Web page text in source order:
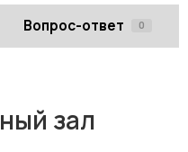
Вопрос-ответ 0
зал